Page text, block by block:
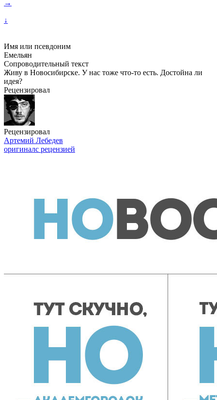
→
↓
Имя или псевдоним
Емельян
Сопроводительный текст
Живу в Новосибирске. У нас тоже что-то есть. Достойна ли
идея?
Рецензировал
Рецензировал
Артемий Лебедев
оригиналс рецензией